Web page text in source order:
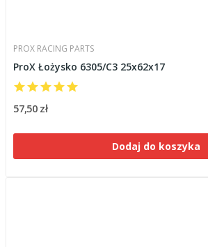
PROX RACING PARTS
ProX Łożysko 6305/C3 25x62x17
57,50 zł
Dodaj do koszyka